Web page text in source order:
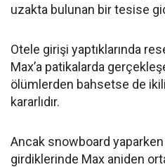
uzakta bulunan bir tesise
Otele girişi yaptıklarında
Max’a patikalarda
ölümlerden bahsetse de
kararlıdır.
Ancak snowboard
girdiklerinde Max aniden